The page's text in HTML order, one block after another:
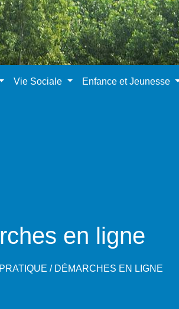
Vie Sociale Enfance et Jeunesse
en ligne
/ DÉMARCHES EN LIGNE